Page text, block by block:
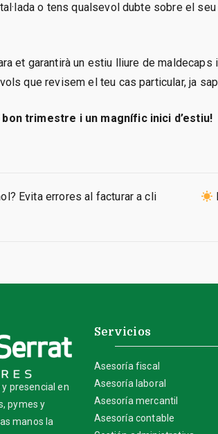
o tens qualsevol dubte sobre el
et garantirà un estiu lliure de
que revisem el teu cas particular, ja
bon trimestre i un magnífic inici d’estiu!
Evita errores al facturar a cli
presencial en
pymes y
manos la
Servicios
Asesoría fiscal
Asesoría laboral
Asesoría mercantil
Asesoría contable